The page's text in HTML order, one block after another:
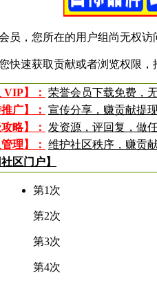
员，您所在的用户组尚无权访
快速获取贡献或者浏览权限，
VIP】： 荣誉会员下载免费，
广】： 宣传分享，赚贡献提
略】：
发资源，评回复，做
理】： 维护社区秩序，赚贡
区门户】
第1次
第2次
第3次
第4次